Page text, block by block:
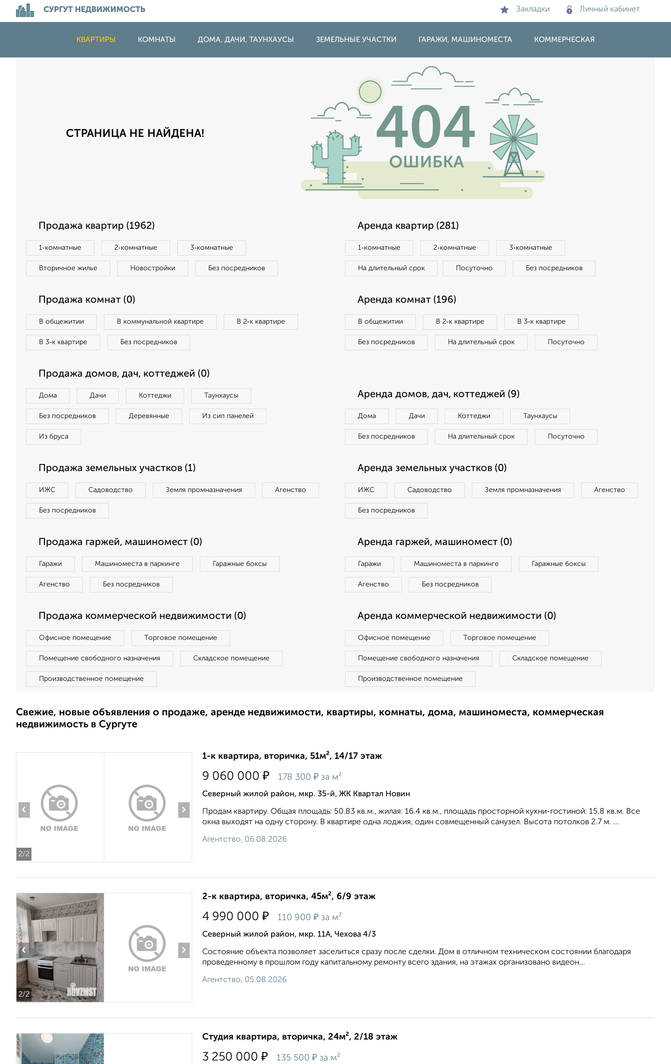
СУРГУТ НЕДВИЖИМОСТЬ Закладки Личный кабинет
КВАРТИРЫ КОМНАТЫ ДОМА, ДАЧИ, ТАУНХАУСЫ ЗЕМЕЛЬНЫЕ УЧАСТКИ ГАРАЖИ, МАШИНОМЕСТА КОММЕРЧЕСКАЯ
СТРАНИЦА НЕ НАЙДЕНА!
Продажа квартир (1962)
1‑комнатные 2‑комнатные 3‑комнатные
Вторичное жилье Новостройки Без посредников
Аренда квартир (281)
1‑комнатные 2‑комнатные 3‑комнатные
На длительный срок Посуточно Без посредников
Продажа комнат (0)
В общежитии В коммунальной квартире В 2‑к квартире
В 3‑к квартире Без посредников
Аренда комнат (196)
В общежитии В 2‑к квартире В 3‑к квартире
Без посредников На длительный срок Посуточно
Продажа домов, дач, коттеджей (0)
Дома Дачи Коттеджи Таунхаусы
Без посредников Деревянные Из сип панелей
Из бруса
Аренда домов, дач, коттеджей (9)
Дома Дачи Коттеджи Таунхаусы
Без посредников На длительный срок Посуточно
Продажа земельных участков (1)
ИЖС Садоводство Земля промназначения Агенство
Без посредников
Аренда земельных участков (0)
ИЖС Садоводство Земля промназначения Агенство
Без посредников
Продажа гаржей, машиномест (0)
Гаражи Машиноместа в паркинге Гаражные боксы
Агенство Без посредников
Аренда гаржей, машиномест (0)
Гаражи Машиноместа в паркинге Гаражные боксы
Агенство Без посредников
Продажа коммерческой недвижимости (0)
Офисное помещение Торговое помещение
Помещение свободного назначения Складское помещение
Производственное помещение
Аренда коммерческой недвижимости (0)
Офисное помещение Торговое помещение
Помещение свободного назначения Складское помещение
Производственное помещение
Свежие, новые объявления о продаже, аренде недвижимости, квартиры, комнаты, дома, машиноместа, коммерческая
недвижимость в Сургуте
2/2
‹ ›
1-к квартира, вторичка, 51м², 14/17 этаж
9 060 000 ₽ 178 300 ₽ за м²
Северный жилой район, мкр. 35-й, ЖК Квартал Новин
Продам квартиру. Общая площадь: 50.83 кв.м., жилая: 16.4 кв.м., площадь просторной кухни-гостиной: 15.8 кв.м. Все
окна выходят на одну сторону. В квартире одна лоджия, один совмещенный санузел. Высота потолков 2.7 м. ...
Агентство, 06.08.2026
2/2
‹ ›
2-к квартира, вторичка, 45м², 6/9 этаж
4 990 000 ₽ 110 900 ₽ за м²
Северный жилой район, мкр. 11А, Чехова 4/3
Состояние объекта позволяет заселиться сразу после сделки. Дом в отличном техническом состоянии благодаря
проведенному в прошлом году капитальному ремонту всего здания, на этажах организовано видеон...
Агентство, 05.08.2026
Студия квартира, вторичка, 24м², 2/18 этаж
3 250 000 ₽ 135 500 ₽ за м²